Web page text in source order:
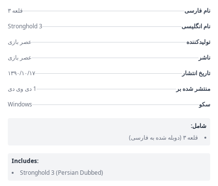
نام فارسی
قلعه ۳
نام انگلیسی
Stronghold 3
تولیدکننده
عصر بازی
ناشر
عصر بازی
تاریخ انتشار
۱۳۹۰/۱۰/۱۷
منتشر شده بر
1 دی وی دی
سکو
Windows
شامل:
قلعه ۳
(دوبله شده به فارسی)
Includes:
Stronghold 3 (Persian Dubbed)